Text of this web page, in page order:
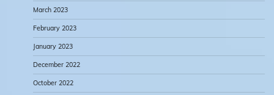
March 2023
February 2023
January 2023
December 2022
October 2022